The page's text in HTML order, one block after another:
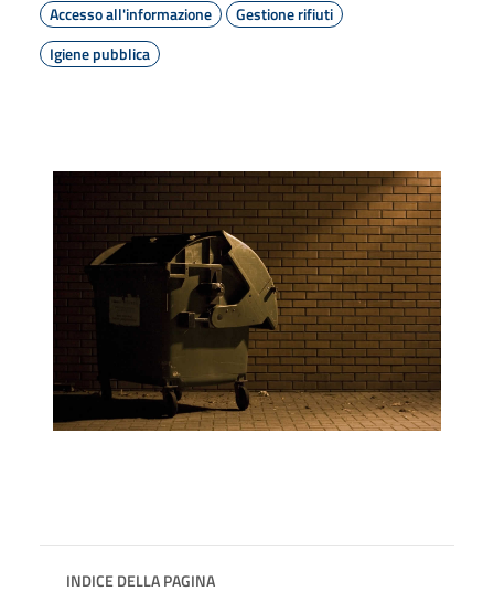
Accesso all'informazione
Gestione rifiuti
Igiene pubblica
INDICE DELLA PAGINA